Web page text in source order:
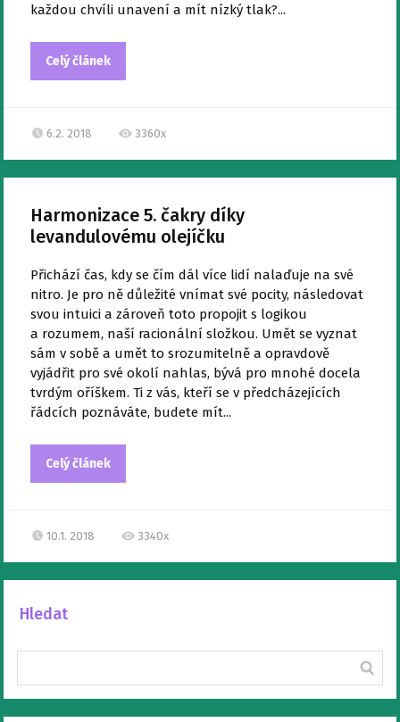
každou chvíli unavení a mít nízký tlak?...
Celý článek
6.2. 2018 3360x
Harmonizace 5. čakry díky
levandulovému olejíčku
Přichází čas, kdy se čím dál více lidí nalaďuje na své
nitro. Je pro ně důležité vnímat své pocity, následovat
svou intuici a zároveň toto propojit s logikou
a rozumem, naší racionální složkou. Umět se vyznat
sám v sobě a umět to srozumitelně a opravdově
vyjádřit pro své okolí nahlas, bývá pro mnohé docela
tvrdým oříškem. Ti z vás, kteří se v předcházejících
řádcích poznáváte, budete mít...
Celý článek
10.1. 2018 3340x
Hledat